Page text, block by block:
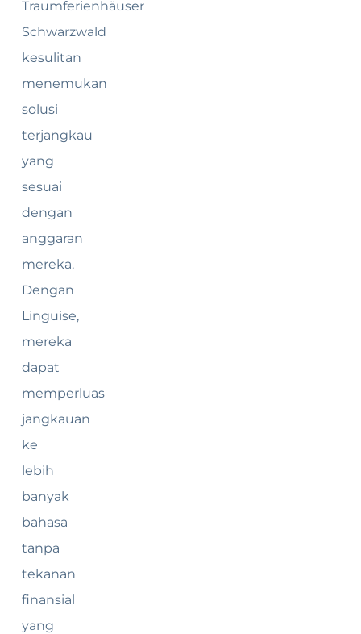
Traumferienhäuser
Schwarzwald
kesulitan
menemukan
solusi
terjangkau
yang
sesuai
dengan
anggaran
mereka.
Dengan
Linguise,
mereka
dapat
memperluas
jangkauan
ke
lebih
banyak
bahasa
tanpa
tekanan
finansial
yang